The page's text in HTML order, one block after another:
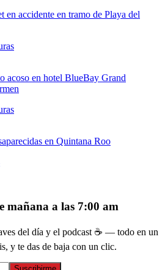
en accidente en tramo de Playa del
acoso en hotel BlueBay Grand
en Quintana Roo
mañana a las 7:00 am
del día y el podcast ☕ — todo en un
y te das de baja con un clic.
Suscribirme